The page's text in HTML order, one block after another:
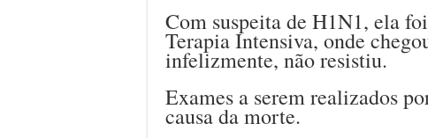
Com suspeita de H1N1, ela
Terapia Intensiva, onde
infelizmente, não resistiu.
Exames a serem realizados
causa da morte.